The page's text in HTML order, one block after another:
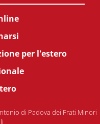
per l'estero
di Padova dei Frati Minori